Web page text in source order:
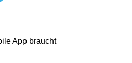
App braucht